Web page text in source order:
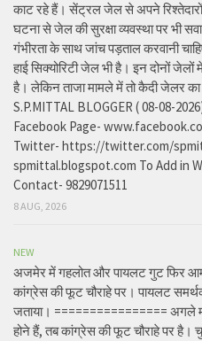
काट रहे हैं। सेंट्रल जेल से अपने
घटना से जेल की सुरक्षा व्यवस्था पर भी
गंभीरता के साथ जांच पड़ताल करवानी
हाई सिक्योरिटी जेल भी है। इन दोनों
है। लेकिन ताजा मामले में तो कैदी जेलर का
S.P.MITTAL BLOGGER ( 08-08-
Facebook Page-
Twitter- https://twitter.com/
spmittal.blogspot.com To Add in
Contact- 9829071511
8 AUG, 2026
NEW
अजमेर में गहलोत और पायलट गुट फिर
कांग्रेस की फूट चौराहे पर। पायलट
जताया। ================ अगले
होने हैं, तब कांग्रेस की फूट चौराहे पर है।